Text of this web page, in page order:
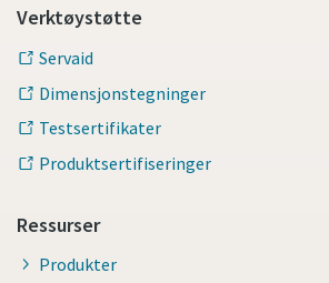
Verktøystøtte
Servaid
Dimensjonstegninger
Testsertifikater
Produktsertifiseringer
Ressurser
Produkter